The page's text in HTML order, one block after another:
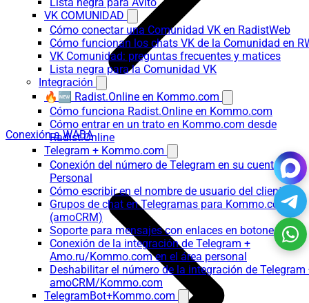
VK COMUNIDAD
Cómo conectar una Comunidad VK en RadistWeb
Cómo funcionan los chats VK de la Comunidad en
VK Comunidad: preguntas frecuentes y matices
Lista negra para la Comunidad VK
Integración
🔥🆕 Radist.Online en Kommo.com
Cómo funciona Radist.Online en Kommo.com
Cómo entrar en un trato en Kommo.com desde
Radist.Online
Telegram + Kommo.com
Conexión del número de Telegram en su cuenta
Personal
Cómo escribir en el nombre de usuario del cliente
Grupos de chat en Telegramas para Kommo.com
(amoCRM)
Soporte para mensajes con enlaces en botones:
Conexión de la integración de Telegram +
Amo.ru/Kommo.com en el área personal
Deshabilitar el número de la integración de Telegram
amoCRM/Kommo.com
TelegramBot+Kommo.com
Conexión a WABA